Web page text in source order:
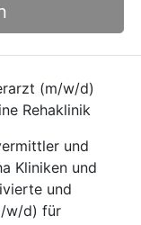
(m/w/d)
Rehaklinik
und
Kliniken und
und
w/d) für